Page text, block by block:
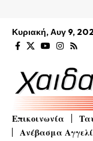
Κυριακή, Αυγ 9,
Επικοινωνία
Ανέβασμα